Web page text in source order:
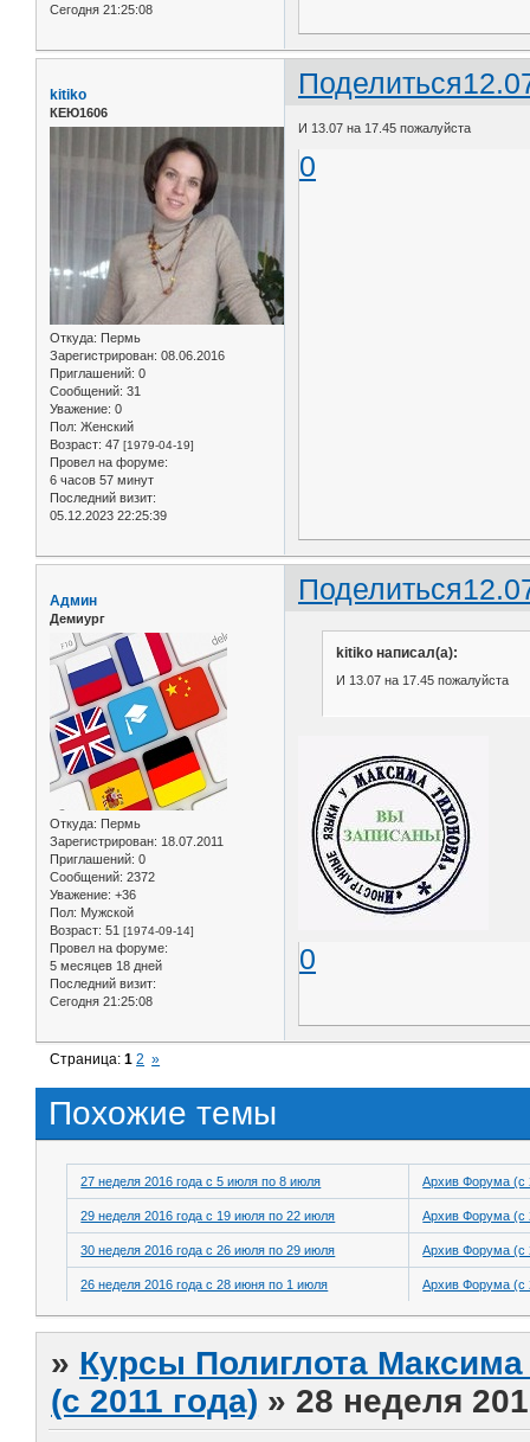
Сегодня 21:25:08
Поделиться
kitiko
КЕЮ1606
Откуда: Пермь
Зарегистрирован: 08.06.2016
Приглашений: 0
Сообщений: 31
Уважение: 0
Пол: Женский
Возраст: 47 [1979-04-19]
Провел на форуме:
6 часов 57 минут
Последний визит:
05.12.2023 22:25:39
И 13.07 на 17.45 пожалуйста
0
Поделиться
Админ
Демиург
Откуда: Пермь
Зарегистрирован: 18.07.2011
Приглашений: 0
Сообщений: 2372
Уважение: +36
Пол: Мужской
Возраст: 51 [1974-09-14]
Провел на форуме:
5 месяцев 18 дней
Последний визит:
Сегодня 21:25:08
kitiko написал(а):
И 13.07 на 17.45 пожалуйста
0
Страница:1 2 »
Похожие темы
27 неделя 2016 года с 5 июля по 8 июля Архив Форума (с
29 неделя 2016 года с 19 июля по 22 июля Архив Форума (с
30 неделя 2016 года с 26 июля по 29 июля Архив Форума (с
26 неделя 2016 года с 28 июня по 1 июля Архив Форума (с
» Курсы Полиглота
(с 2011 года) » 28 неделя